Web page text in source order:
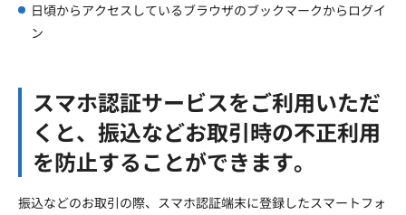
日頃からアクセスしているブラウザのブックマークからログイ
ン
スマホ認証サービスをご利用いただ
くと、振込などお取引時の不正利用
を防止することができます。
振込などのお取引の際、スマホ認証端末に登録したスマートフォ